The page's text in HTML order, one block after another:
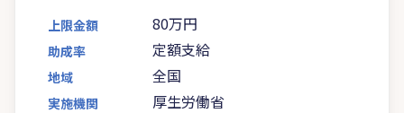
上限金額 80万円
助成率 定額支給
地域 全国
実施機関 厚生労働省